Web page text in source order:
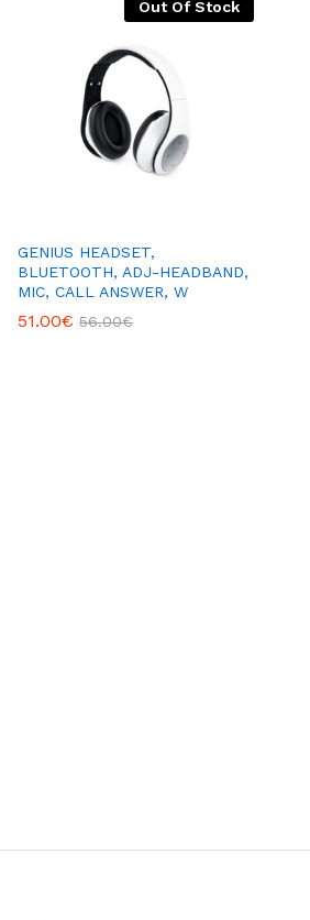
Out Of Stock
GENIUS HEADSET,
BLUETOOTH, ADJ-HEADBAND,
MIC, CALL ANSWER, W
51.00€ 56.00€